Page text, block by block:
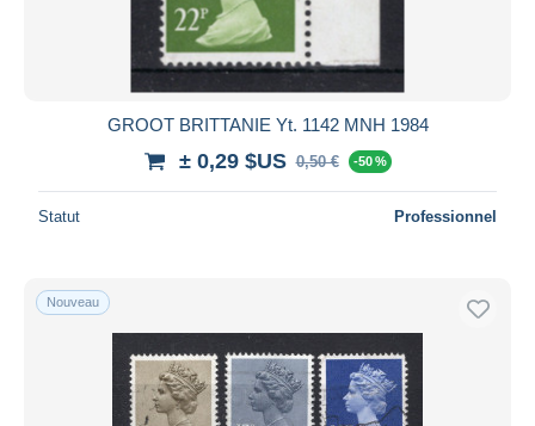
GROOT BRITTANIE Yt. 1142 MNH 1984
± 0,29 $US 0,50 € -50 %
Statut Professionnel
Nouveau